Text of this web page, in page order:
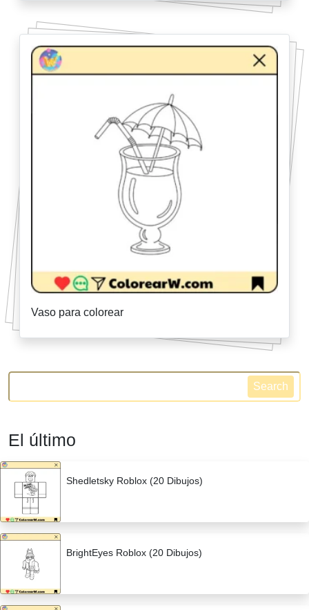
Vaso para colorear
Search
El último
Shedletsky Roblox (20 Dibujos)
BrightEyes Roblox (20 Dibujos)